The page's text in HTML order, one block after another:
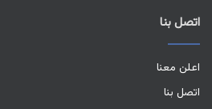
اتصل بنا
اعلن معنا
اتصل بنا